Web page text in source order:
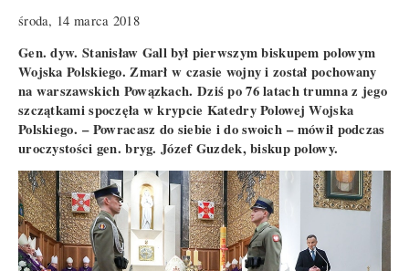
środa, 14 marca 2018
Gen. dyw. Stanisław Gall był pierwszym biskupem polowym
Wojska Polskiego. Zmarł w czasie wojny i został pochowany
na warszawskich Powązkach. Dziś po 76 latach trumna z jego
szczątkami spoczęła w krypcie Katedry Polowej Wojska
Polskiego. – Powracasz do siebie i do swoich – mówił podczas
uroczystości gen. bryg. Józef Guzdek, biskup polowy.